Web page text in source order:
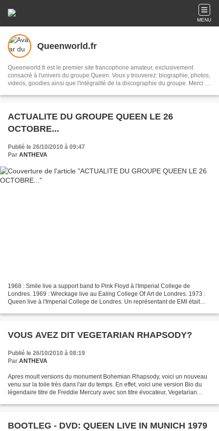
MENU
Queenworld.fr
Queenworld.fr est le premier site francophone amateur, exclusivement
consacré à l'univers du groupe Queen. Vous y trouverez: biographie, photos,
videos, goodies ainsi que l'intégralité de la discographie du groupe. Merci et
ACTUALITE DU GROUPE QUEEN LE 26
OCTOBRE...
Publié le 26/10/2010 à 09:47
Par ANTHEVA
1968 : Smile live a support band to Pink Floyd à l'Imperial College de
Londres. 1969 : Wreckage live au Ealing College Of Art de Londres. 1973 :
Queen live à l'Imperial College de Londres. Un représentant de EMI était
VOUS AVEZ DIT VEGETARIAN RHAPSODY?
Publié le 26/10/2010 à 08:19
Par ANTHEVA
Apres moult versions du monument Bohemian Rhapsody, voici un nouveau
venu sur la toile très dans l'air du temps. En effet, voici une version Bio du
légendaire titre de Freddie Mercury avec son titre évocateur, Vegetarian
BOOTLEG - DVD: QUEEN LIVE IN MUNICH 1979